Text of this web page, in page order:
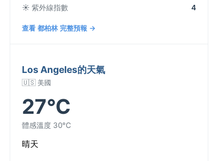
☀️ 紫外線指數 4
查看 都柏林 完整預報 →
Los Angeles的天氣
🇺🇸 美國
27°C
體感溫度 30°C
晴天